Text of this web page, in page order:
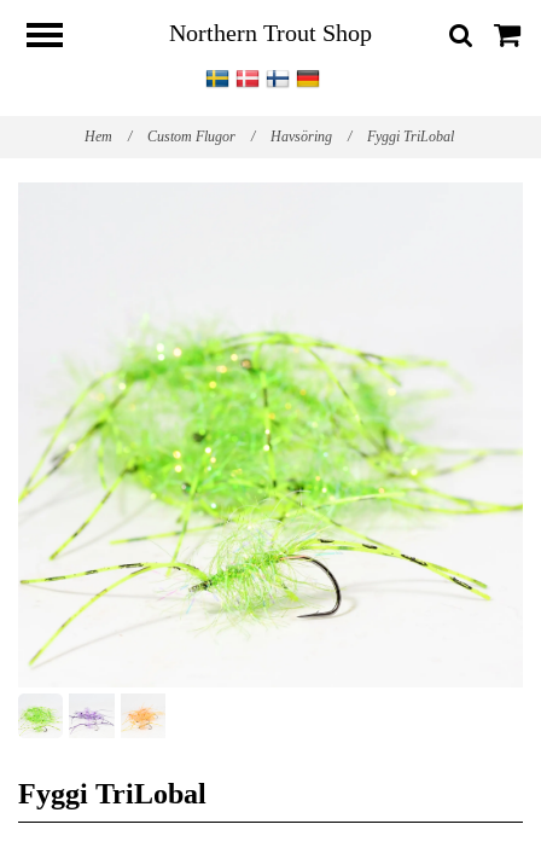
Northern Trout Shop
Hem / Custom Flugor / Havsöring / Fyggi TriLobal
Fyggi TriLobal